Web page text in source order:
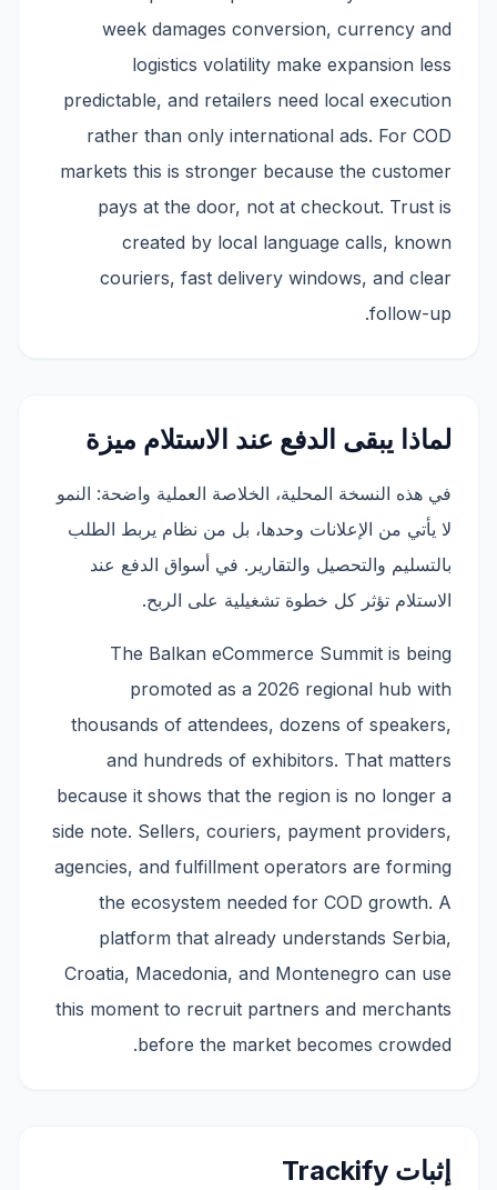
week damages conversion, currency and
logistics volatility make expansion less
predictable, and retailers need local execution
rather than only international ads. For COD
markets this is stronger because the customer
pays at the door, not at checkout. Trust is
created by local language calls, known
couriers, fast delivery windows, and clear
follow-up.
لماذا يبقى الدفع عند الاستلام ميزة
في هذه النسخة المحلية، الخلاصة العملية واضحة: النمو
لا يأتي من الإعلانات وحدها، بل من نظام يربط الطلب
بالتسليم والتحصيل والتقارير. في أسواق الدفع عند
الاستلام تؤثر كل خطوة تشغيلية على الربح.
The Balkan eCommerce Summit is being
promoted as a 2026 regional hub with
thousands of attendees, dozens of speakers,
and hundreds of exhibitors. That matters
because it shows that the region is no longer a
side note. Sellers, couriers, payment providers,
agencies, and fulfillment operators are forming
the ecosystem needed for COD growth. A
platform that already understands Serbia,
Croatia, Macedonia, and Montenegro can use
this moment to recruit partners and merchants
before the market becomes crowded.
إثبات Trackify